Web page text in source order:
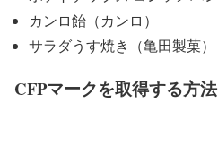
カンロ飴（カンロ）
サラダうす焼き（亀田製菓）
CFPマークを取得する方法